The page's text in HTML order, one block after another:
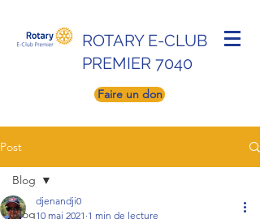
ROTARY E-CLUB
PREMIER 7040
Faire un don
Post
Blog
Blog
djenandji0
10 mai 2021 1 min de lecture